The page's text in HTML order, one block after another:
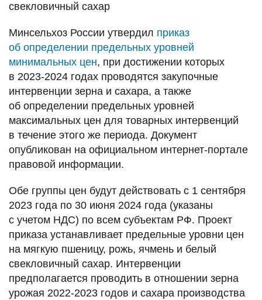
свекловичный сахар
Минсельхоз России утвердил приказ
об определении предельных уровней
минимальных цен, при достижении которых
в 2023-2024 годах проводятся закупочные
интервенции зерна и сахара, а также
об определении предельных уровней
максимальных цен для товарных интервенций
в течение этого же периода. Документ
опубликован на официальном интернет-портале
правовой информации.
Обе группы цен будут действовать с 1 сентября
2023 года по 30 июня 2024 года (указаны
с учетом НДС) по всем субъектам РФ. Проект
приказа устанавливает предельные уровни цен
на мягкую пшеницу, рожь, ячмень и белый
свекловичный сахар. Интервенции
предполагается проводить в отношении зерна
урожая 2022-2023 годов и сахара производства